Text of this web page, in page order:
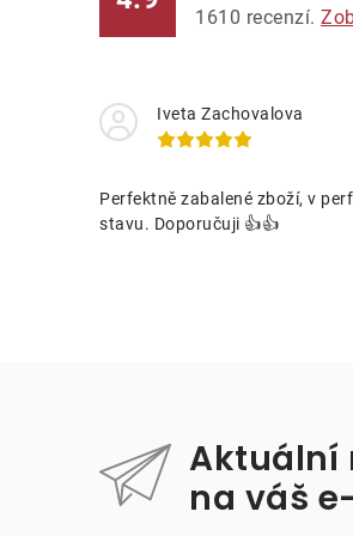
1610 recenzí.
Iveta Zachovalova
Perfektně zabalené zboží, v
stavu. Doporučuji 👍👍
Aktuální
na váš